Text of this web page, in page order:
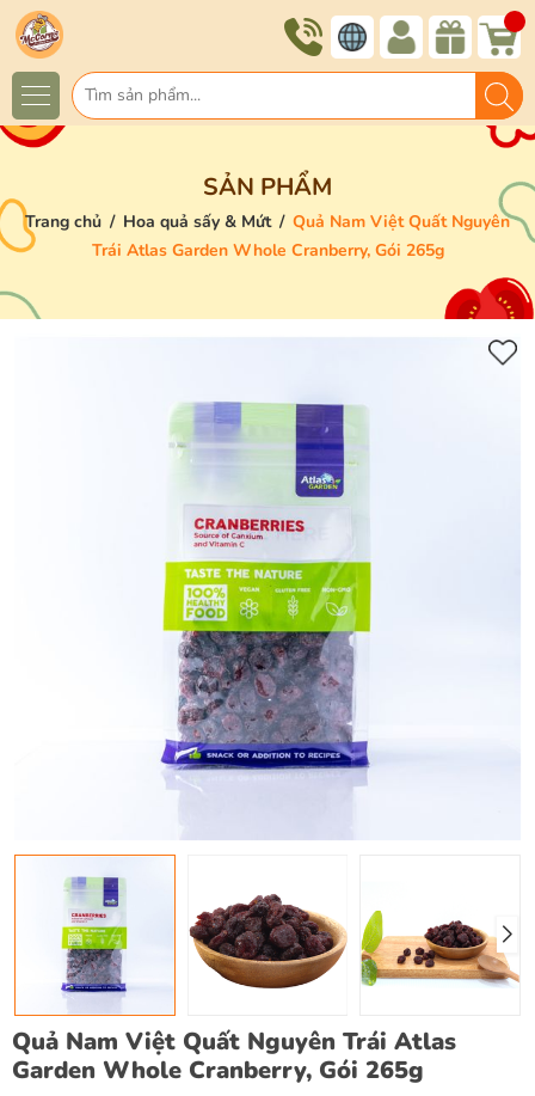
SẢN PHẨM
Trang chủ / Hoa quả sấy & Mứt / Quả Nam Việt Quất Nguyên
Trái Atlas Garden Whole Cranberry, Gói 265g
Quả Nam Việt Quất Nguyên Trái Atlas
Garden Whole Cranberry, Gói 265g